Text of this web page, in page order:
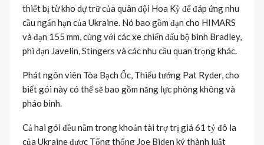
thiết bị từ kho dự trữ của quân đội Hoa Kỳ để đáp ứng nhu
cầu ngắn hạn của Ukraine. Nó bao gồm đạn cho HIMARS
và đạn 155 mm, cùng với các xe chiến đấu bộ binh Bradley,
phi đạn Javelin, Stingers và các nhu cầu quan trọng khác.
Phát ngôn viên Tòa Bạch Ốc, Thiếu tướng Pat Ryder, cho
biết gói này có thể sẽ bao gồm năng lực phòng không và
pháo binh.
Cả hai gói đều nằm trong khoản tài trợ trị giá 61 tỷ đô la
của Ukraine được Tổng thống Joe Biden ký thành luật